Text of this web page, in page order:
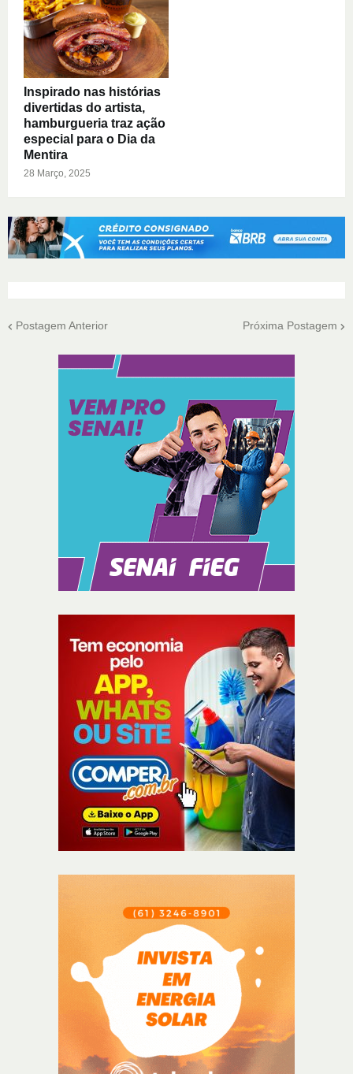
Inspirado nas histórias
divertidas do artista,
hamburgueria traz ação
especial para o Dia da
Mentira
28 Março, 2025
Postagem Anterior Próxima Postagem